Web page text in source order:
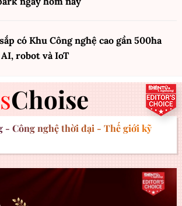
có Khu Công nghệ cao gần 500ha
robot và IoT
Choise
- Công nghệ thời đại - Thế giới kỹ